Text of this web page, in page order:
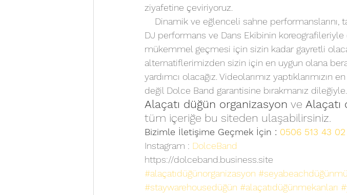
ziyafetine çeviriyoruz.
Dinamik ve eğlenceli sahne performanslarını,
DJ performans ve Dans Ekibinin
mükemmel geçmesi için sizin kadar gayretli
alternatiflerimizden sizin için en uygun olana
yardımcı olacağız. Videolarımız yaptıklarımızın
değil Dolce Band garantisine bırakmanız
Alaçatı düğün organizasyon ve Alaçatı
tüm içeriğe bu siteden ulaşabilirsiniz.
Bizimle İletişime Geçmek İçin : 0506 513 43 02
Instagram : DolceBand
https://dolceband.business.site
#alaçatıdüğünorganizasyon
#staywarehousedüğün #alaçatıdüğünmekanları